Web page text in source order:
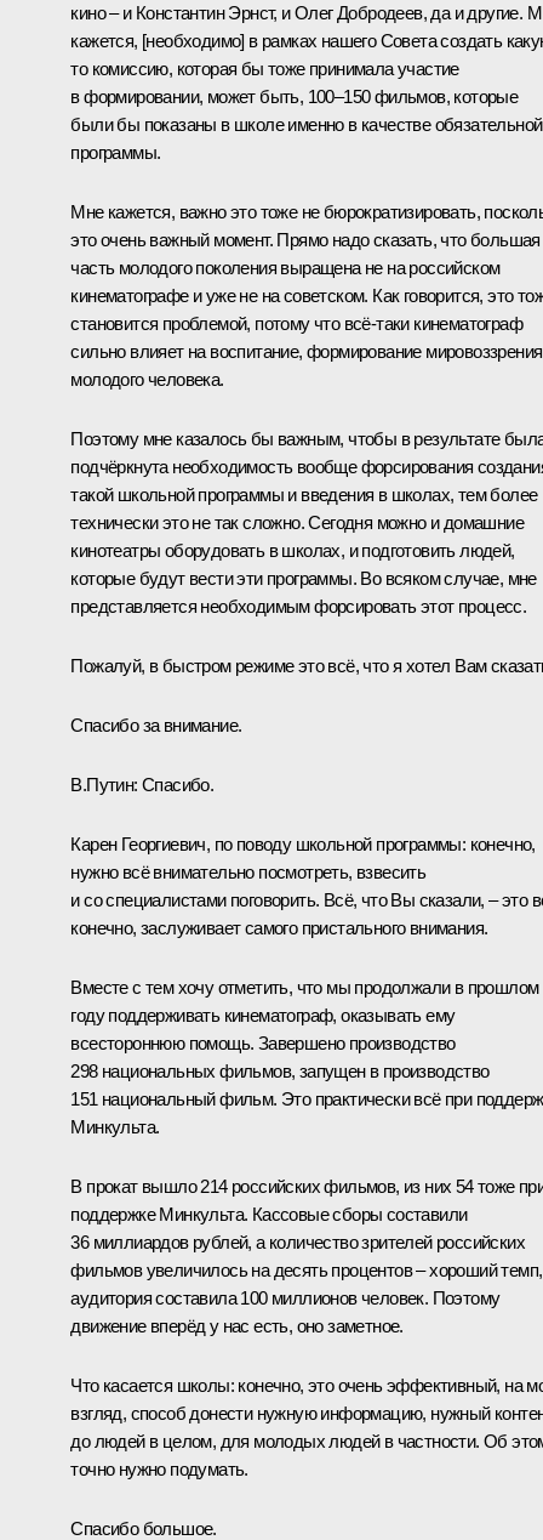
кино – и Константин Эрнст, и Олег Добродеев, да и другие.
кажется, [необходимо] в рамках нашего Совета создать
то комиссию, которая бы тоже принимала участие
в формировании, может быть, 100–150 фильмов, которые
были бы показаны в школе именно в качестве обязательной
программы.
Мне кажется, важно это тоже не бюрократизировать,
это очень важный момент. Прямо надо сказать, что большая
часть молодого поколения выращена не на российском
кинематографе и уже не на советском. Как говорится, это
становится проблемой, потому что всё-таки кинематограф
сильно влияет на воспитание, формирование мировоззрения
молодого человека.
Поэтому мне казалось бы важным, чтобы в результате
подчёркнута необходимость вообще форсирования
такой школьной программы и введения в школах, тем более
технически это не так сложно. Сегодня можно и домашние
кинотеатры оборудовать в школах, и подготовить людей,
которые будут вести эти программы. Во всяком случае, мне
представляется необходимым форсировать этот процесс.
Пожалуй, в быстром режиме это всё, что я хотел Вам
Спасибо за внимание.
В.Путин: Спасибо.
Карен Георгиевич, по поводу школьной программы: конечно,
нужно всё внимательно посмотреть, взвесить
и со специалистами поговорить. Всё, что Вы сказали, – это
конечно, заслуживает самого пристального внимания.
Вместе с тем хочу отметить, что мы продолжали в прошлом
году поддерживать кинематограф, оказывать ему
всестороннюю помощь. Завершено производство
298 национальных фильмов, запущен в производство
151 национальный фильм. Это практически всё при
Минкульта.
В прокат вышло 214 российских фильмов, из них 54 тоже
поддержке Минкульта. Кассовые сборы составили
36 миллиардов рублей, а количество зрителей российских
фильмов увеличилось на десять процентов – хороший темп,
аудитория составила 100 миллионов человек. Поэтому
движение вперёд у нас есть, оно заметное.
Что касается школы: конечно, это очень эффективный, на
взгляд, способ донести нужную информацию, нужный
до людей в целом, для молодых людей в частности. Об
точно нужно подумать.
Спасибо большое.